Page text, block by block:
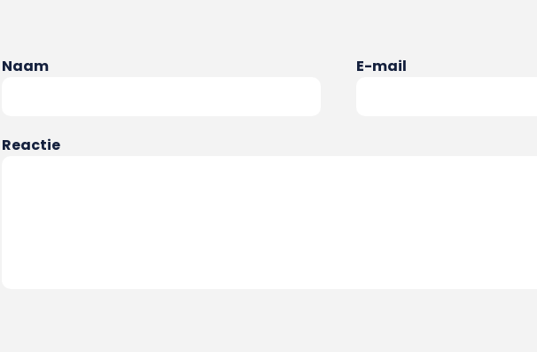
Naam E-mail
Reactie